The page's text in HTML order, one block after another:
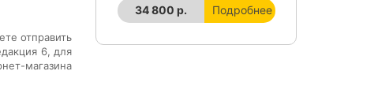
отправить
6, для
магазина
34 800 р. Подробнее